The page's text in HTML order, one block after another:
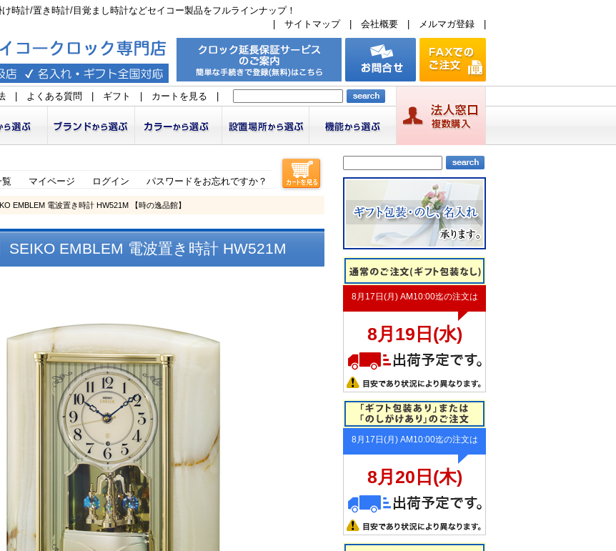
時計/置き時計/目覚まし時計などセイコー製品をフルラインナップ！
サイトマップ| 会社概要 メルマガ登録
よくある質問 ギフト カートを見る
マイページ ログイン パスワードをお忘れですか？
EMBLEM 電波置き時計 HW521M 【時の逸品館】
SEIKO EMBLEM 電波置き時計 HW521M